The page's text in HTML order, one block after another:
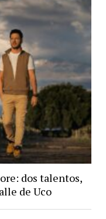
dos talentos,
de Uco